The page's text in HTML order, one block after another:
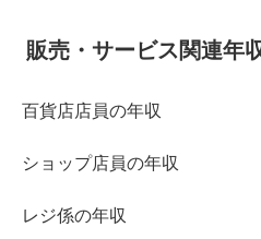
販売・サービス関連年
百貨店店員の年収
ショップ店員の年収
レジ係の年収